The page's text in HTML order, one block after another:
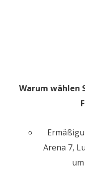
Warum wählen
Arena 7,